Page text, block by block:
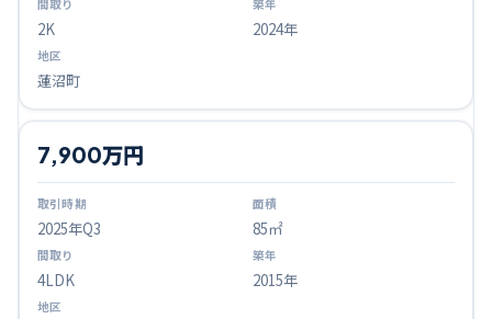
2K 2024年
蓮沼町
2025年Q3
7,900万円
85㎡
4LDK 2015年